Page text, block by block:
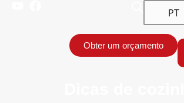
PT
Obter um orçamento